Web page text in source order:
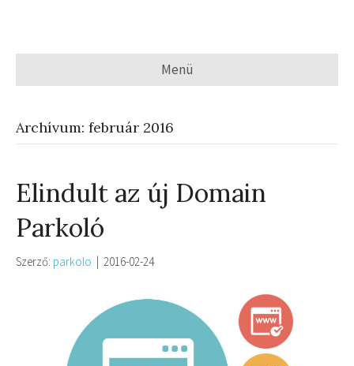
Menü
Archívum: február 2016
Elindult az új Domain
Parkoló
Szerző: parkolo | 2016-02-24